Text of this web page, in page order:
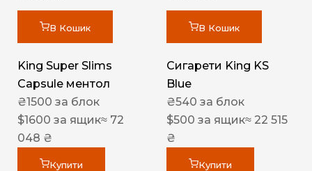
В Кошик
King Super Slims
Capsule ментол
₴1500 за блок
$1600 за ящик≈ 72
048 ₴
Купити
В Кошик
Сигарети King KS
Blue
₴540 за блок
$500 за ящик≈ 22 515
₴
Купити